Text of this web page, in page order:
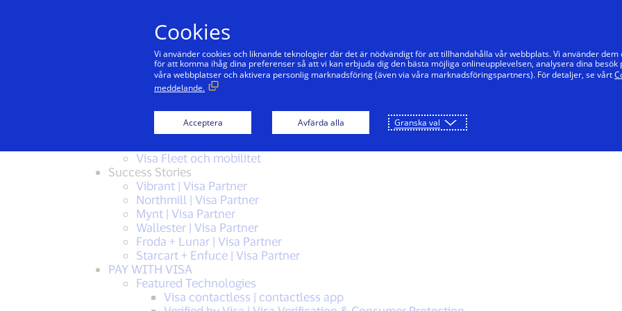
Sitemap
Visa, en av de pålitliga ledarna inom digitala betalningar.
Visa Fleet och mobilitet
Success Stories
Vibrant | Visa Partner
Northmill | Visa Partner
Mynt | Visa Partner
Wallester | Visa Partner
Froda + Lunar | Visa Partner
Starcart + Enfuce | Visa Partner
PAY WITH VISA
Featured Technologies
Visa contactless | contactless app
Cookies
Vi använder cookies och liknande teknologier där det är nödvändigt för att tillhandahålla vår webbplats. Vi använder dem
för att komma ihåg dina preferenser så att vi kan erbjuda dig den bästa möjliga onlineupplevelsen, analysera dina besök
våra webbplatser och aktivera personlig marknadsföring (även via våra marknadsföringspartners). För detaljer, se vårt
meddelande.
Acceptera Avfärda alla Granska val